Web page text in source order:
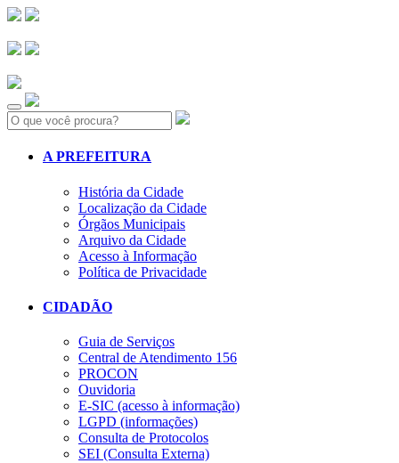
Search:
A PREFEITURA
História da Cidade
Localização da Cidade
Órgãos Municipais
Arquivo da Cidade
Acesso à Informação
Política de Privacidade
CIDADÃO
Guia de Serviços
Central de Atendimento 156
PROCON
Ouvidoria
E-SIC (acesso à informação)
LGPD (informações)
Consulta de Protocolos
SEI (Consulta Externa)